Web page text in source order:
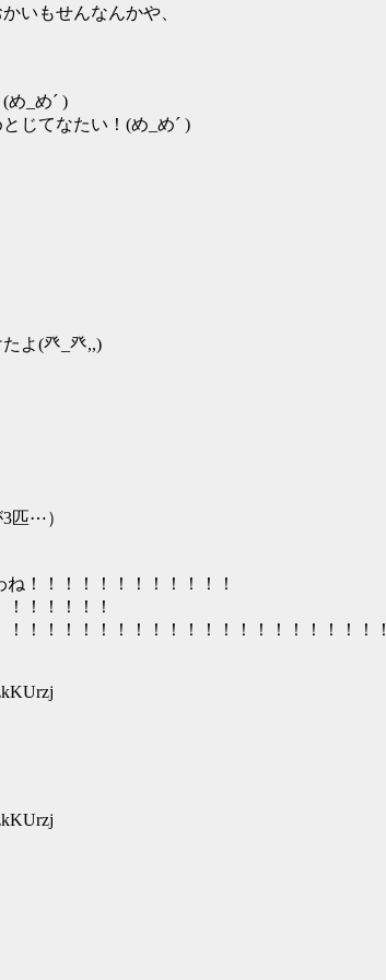
いもせんなんかや、
_め´ )
じてなたい！(め_め´ )
よ(癶_癶,,)
匹⋯）
！！！！！！！！！！！！
！！！！！
！！！！！！！！！！！！！！！！！！！！！